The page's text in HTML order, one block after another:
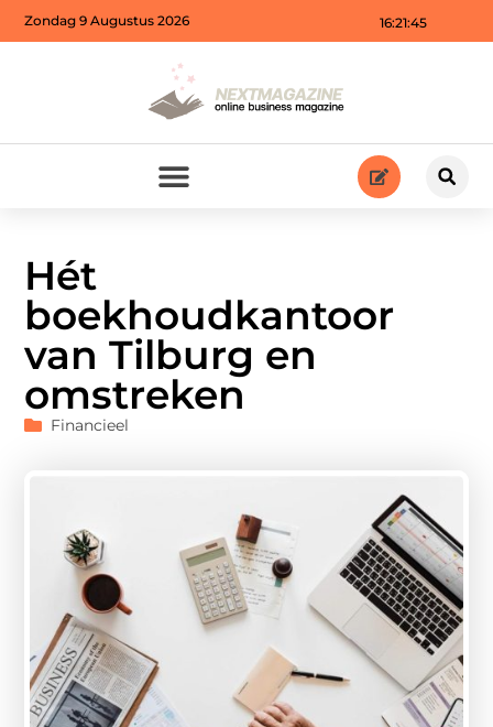
16:21:47
Zondag 9 Augustus 2026
Hét
boekhoudkantoor
van Tilburg en
omstreken
Financieel